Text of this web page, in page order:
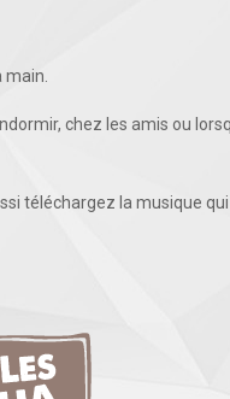
main.
chez les amis ou
téléchargez la musique